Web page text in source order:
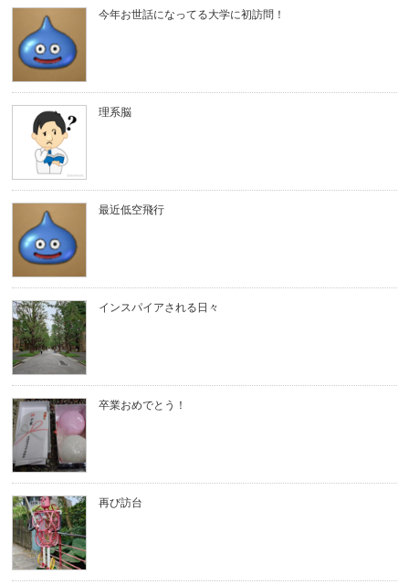
今年お世話になってる大学に初訪問！
理系脳
最近低空飛行
インスパイアされる日々
卒業おめでとう！
再び訪台